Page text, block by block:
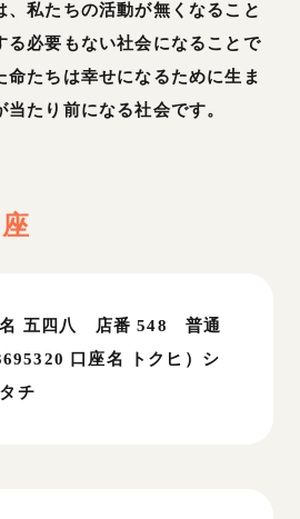
、私たちの活動が無くなること
る必要もない社会になることで
命たちは幸せになるために生ま
たり前になる社会です。
名 五四八 店番 548 普通
口座名 トクヒ）シ
チ